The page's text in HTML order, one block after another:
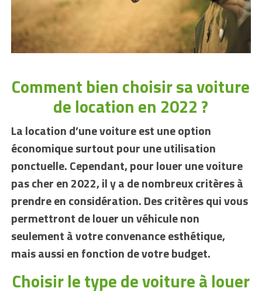
Comment bien choisir sa voiture
de location en 2022 ?
La location d’une voiture est une option
économique surtout pour une utilisation
ponctuelle. Cependant, pour louer une voiture
pas cher en 2022, il y a de nombreux critères à
prendre en considération. Des critères qui vous
permettront de louer un véhicule non
seulement à votre convenance esthétique,
mais aussi en fonction de votre budget.
Choisir le type de voiture à louer